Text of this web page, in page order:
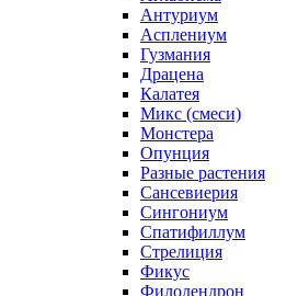
Антуриум
Асплениум
Гузмания
Драцена
Калатея
Микс (смеси)
Монстера
Опунция
Разные растения
Сансевиерия
Сингониум
Спатифиллум
Стрелиция
Фикус
Филодендрон